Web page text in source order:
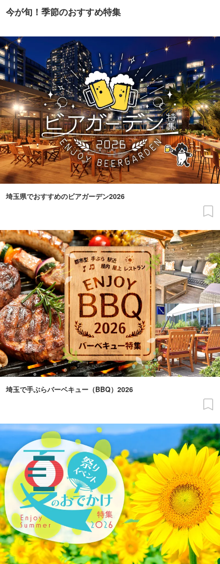
今が旬！季節のおすすめ特集
埼玉県でおすすめのビアガーデン2026
埼玉で手ぶらバーベキュー（BBQ）2026